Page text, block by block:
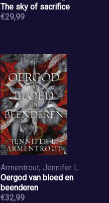
The sky of sacrifice
€29,99
Armentrout, Jennifer L.
Oergod van bloed en
beenderen
€32,99